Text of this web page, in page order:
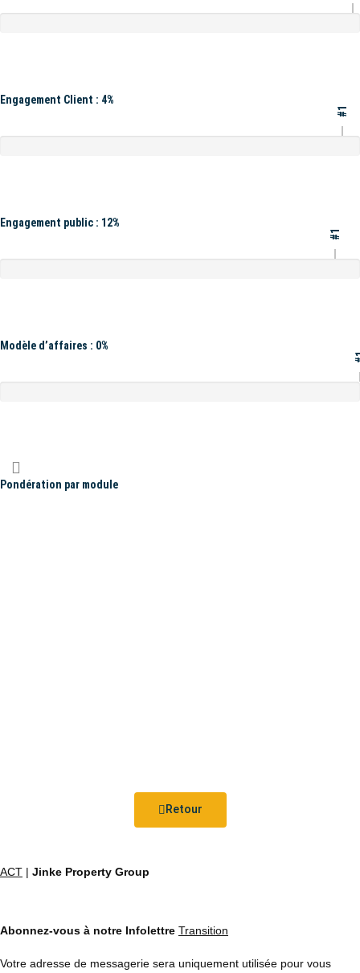
Engagement Client : 4%
#1
Engagement public : 12%
#1
Modèle d’affaires : 0%
Pondération par module
Retour
ACT | Jinke Property Group
Abonnez-vous à notre Infolettre Transition
Votre adresse de messagerie sera uniquement utilisée pour vous